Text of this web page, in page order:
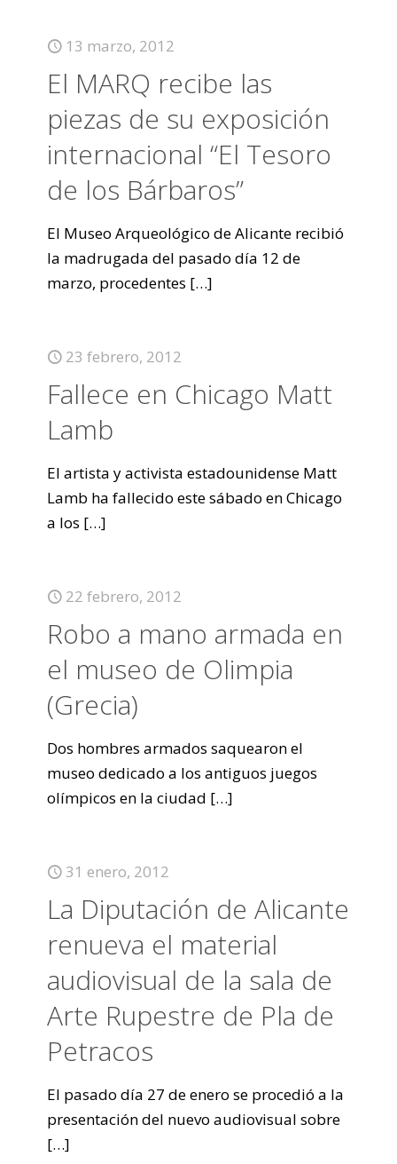
13 marzo, 2012
El MARQ recibe las
piezas de su exposición
internacional “El Tesoro
de los Bárbaros”
El Museo Arqueológico de Alicante recibió
la madrugada del pasado día 12 de
marzo, procedentes […]
23 febrero, 2012
Fallece en Chicago Matt
Lamb
El artista y activista estadounidense Matt
Lamb ha fallecido este sábado en Chicago
a los […]
22 febrero, 2012
Robo a mano armada en
el museo de Olimpia
(Grecia)
Dos hombres armados saquearon el
museo dedicado a los antiguos juegos
olímpicos en la ciudad […]
31 enero, 2012
La Diputación de Alicante
renueva el material
audiovisual de la sala de
Arte Rupestre de Pla de
Petracos
El pasado día 27 de enero se procedió a la
presentación del nuevo audiovisual sobre
[…]